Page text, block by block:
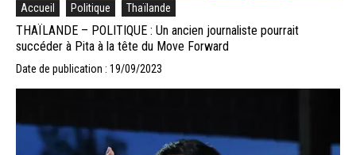
Accueil Politique Thaïlande
THAÏLANDE – POLITIQUE : Un ancien journaliste pourrait
succéder à Pita à la tête du Move Forward
Date de publication : 19/09/2023